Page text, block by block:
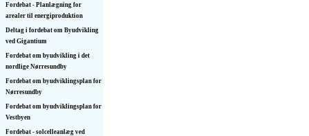
Fordebat - Planlægning for
arealer til energiproduktion
Deltag i fordebat om Byudvikling
ved Gigantium
Fordebat om byudvikling i det
nordlige Nørresundby
Fordebat om byudviklingsplan for
Nørresundby
Fordebat om byudviklingsplan for
Vestbyen
Fordebat - solcelleanlæg ved